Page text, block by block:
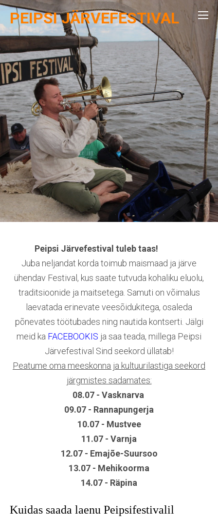
PEIPSI JÄRVEFESTIVAL
Peipsi Järvefestival tuleb taas!
Juba neljandat korda toimub maismaad ja järve
ühendav Festival, kus saate tutvuda kohaliku eluolu,
traditsioonide ja maitsetega. Samuti on võimalus
laevatada erinevate veesõidukitega, osaleda
põnevates töötubades ning nautida kontserti. Jälgi
meid ka FACEBOOKIS ja saa teada, millega Peipsi
Järvefestival Sind seekord üllatab!
Peatume oma meeskonna ja kultuurilastiga seekord
järgmistes sadamates:
08.07 - Vasknarva
09.07 - Rannapungerja
10.07 - Mustvee
11.07 - Varnja
12.07 - Emajõe-Suursoo
13.07 - Mehikoorma
14.07 - Räpina
Kuidas saada laenu Peipsifestivalil